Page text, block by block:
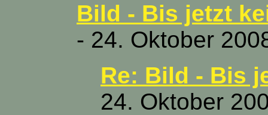
Bild - Bis jetzt
- 24. Oktober
Re: Bild - Bis
24. Oktober